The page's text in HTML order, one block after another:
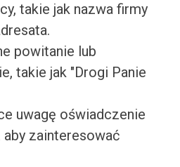
takie jak nazwa firmy
powitanie lub
takie jak "Drogi Panie
uwagę oświadczenie
zainteresować